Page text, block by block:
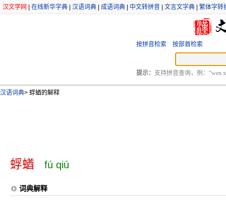
汉文学网 在线新华字典 汉语词典 成语词典 中文转拼音 文言文字典 繁体字转
按拼音检索 按部首检索
提示： 支持拼音查询，例：“wen
汉语词典> 蜉蝤的解释
蜉蝤 fú qiú
词典解释